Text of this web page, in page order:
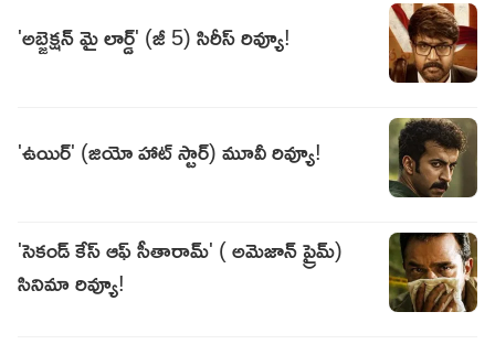
'అబ్జెక్షన్ మై లార్డ్' (జీ 5) సిరీస్ రివ్యూ!
'ఉయిర్' (జియో హాట్ స్టార్) మూవీ రివ్యూ!
'సెకండ్ కేస్ ఆఫ్ సీతారామ్' ( అమెజాన్ ప్రైమ్)
సినిమా రివ్యూ!